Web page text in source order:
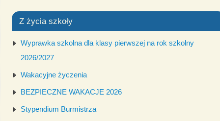
Z życia szkoły
Wyprawka szkolna dla klasy pierwszej na rok szkolny
2026/2027
Wakacyjne życzenia
BEZPIECZNE WAKACJE 2026
Stypendium Burmistrza